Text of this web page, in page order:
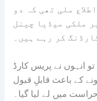
ملی تھی کہ دو
ملکی میڈیا چینل
کر رہے ہیں۔
انہوں نے پریس کارڈ
کے باعث قابلِ قبول
میں لے لیا گیا۔